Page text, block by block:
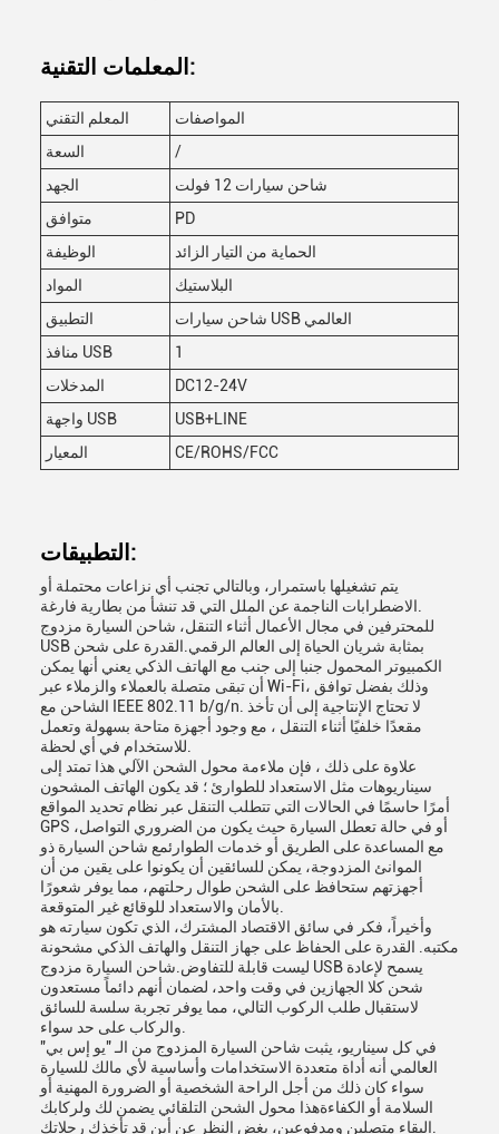
المعلمات التقنية:
المعلم التقني
المواصفات
السعة
/
الجهد
شاحن سيارات 12 فولت
متوافق
PD
الوظيفة
الحماية من التيار الزائد
المواد
البلاستيك
التطبيق
شاحن سيارات USB العالمي
منافذ USB
1
المدخلات
DC12-24V
واجهة USB
USB+LINE
المعيار
CE/ROHS/FCC
التطبيقات:
يتم تشغيلها باستمرار، وبالتالي تجنب أي نزاعات محتملة أو
للمحترفين في مجال الأعمال أثناء التنقل، شاحن السيارة مزدوج
USB بمثابة شريان الحياة إلى العالم الرقمي.القدرة على شحن
الكمبيوتر المحمول جنبا إلى جنب مع الهاتف الذكي يعني أنها يمكن
أن تبقى متصلة بالعملاء والزملاء عبر Wi-Fi، وذلك بفضل توافق
الشاحن مع IEEE 802.11 b/g/n. لا تحتاج الإنتاجية إلى أن تأخذ
مقعدًا خلفيًا أثناء التنقل ، مع وجود أجهزة متاحة بسهولة وتعمل
علاوة على ذلك ، فإن ملاءمة محول الشحن الآلي هذا تمتد إلى
سيناريوهات مثل الاستعداد للطوارئ ؛ قد يكون الهاتف المشحون
أمرًا حاسمًا في الحالات التي تتطلب التنقل عبر نظام تحديد المواقع
GPS ،أو في حالة تعطل السيارة حيث يكون من الضروري التواصل
مع المساعدة على الطريق أو خدمات الطوارئمع شاحن السيارة ذو
الموانئ المزدوجة، يمكن للسائقين أن يكونوا على يقين من أن
أجهزتهم ستحافظ على الشحن طوال رحلتهم، مما يوفر شعورًا
وأخيراً، فكر في سائق الاقتصاد المشترك، الذي تكون سيارته هو
مكتبه. القدرة على الحفاظ على جهاز التنقل والهاتف الذكي مشحونة
ليست قابلة للتفاوض.شاحن السيارة مزدوج USB يسمح لإعادة
شحن كلا الجهازين في وقت واحد، لضمان أنهم دائماً مستعدون
لاستقبال طلب الركوب التالي، مما يوفر تجربة سلسة للسائق
في كل سيناريو، يثبت شاحن السيارة المزدوج من الـ "يو إس بي"
العالمي أنه أداة متعددة الاستخدامات وأساسية لأي مالك للسيارة
سواء كان ذلك من أجل الراحة الشخصية أو الضرورة المهنية أو
السلامة أو الكفاءةهذا محول الشحن التلقائي يضمن لك ولركابك